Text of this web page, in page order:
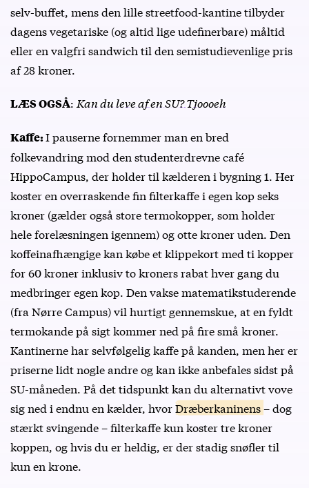
selv-buffet, mens den lille streetfood-kantine tilbyder
dagens vegetariske (og altid lige udefinerbare) måltid
eller en valgfri sandwich til den semistudievenlige pris
af 28 kroner.
LÆS OGSÅ: Kan du leve af en SU? Tjoooeh
Kaffe:I pauserne fornemmer man en bred
folkevandring mod den studenterdrevne café
HippoCampus, der holder til kælderen i bygning 1. Her
koster en overraskende fin filterkaffe i egen kop seks
kroner (gælder også store termokopper, som holder
hele forelæsningen igennem) og otte kroner uden. Den
koffeinafhængige kan købe et klippekort med ti kopper
for 60 kroner inklusiv to kroners rabat hver gang du
medbringer egen kop. Den vakse matematikstuderende
(fra Nørre Campus) vil hurtigt gennemskue, at en fyldt
termokande på sigt kommer ned på fire små kroner.
Kantinerne har selvfølgelig kaffe på kanden, men her er
priserne lidt nogle andre og kan ikke anbefales sidst på
SU-måneden. På det tidspunkt kan du alternativt vove
sig ned i endnu en kælder, hvorDræberkaninens– dog
stærkt svingende – filterkaffe kun koster tre kroner
koppen, og hvis du er heldig, er der stadig snøfler til
kun en krone.